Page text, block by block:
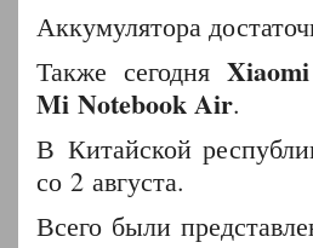
Аккумулятора
Также сегодня Xiaomi
Mi Notebook Air.
В Китайской
со 2 августа.
Всего были